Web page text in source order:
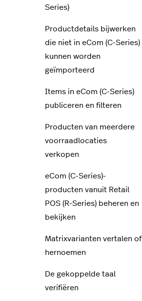
Series)
Productdetails bijwerken
die niet in eCom (C-Series)
kunnen worden
geïmporteerd
Items in eCom (C-Series)
publiceren en filteren
Producten van meerdere
voorraadlocaties
verkopen
eCom (C-Series)-
producten vanuit Retail
POS (R-Series) beheren en
bekijken
Matrixvarianten vertalen of
hernoemen
De gekoppelde taal
verifiëren